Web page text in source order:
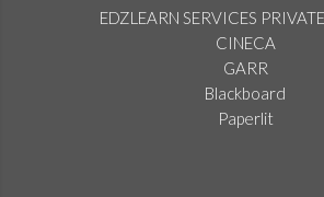
EDZLEARN SERVICES
CINECA
GARR
Blackboard
Paperlit